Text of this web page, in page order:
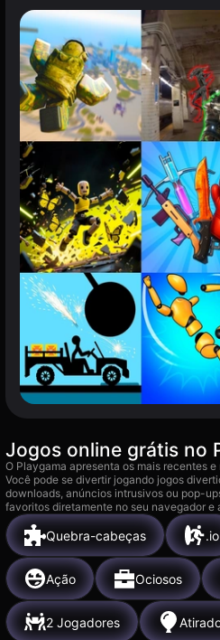
Jogos online grátis no
O Playgama apresenta os mais recentes
Você pode se divertir jogando jogos
downloads, anúncios intrusivos ou pop-
favoritos diretamente no seu navegador e
Quebra-cabeças .io
Ação Ociosos
2 Jogadores